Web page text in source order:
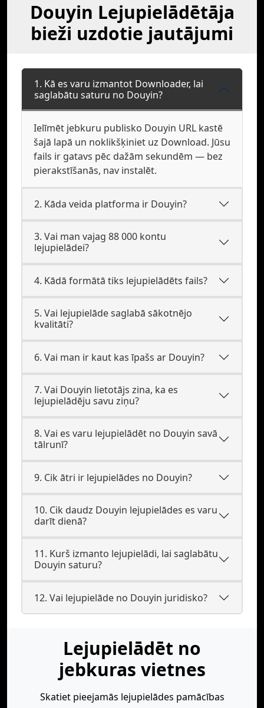
Douyin Lejupielādētāja
bieži uzdotie jautājumi
1. Kā es varu izmantot Downloader, lai
saglabātu saturu no Douyin?
Ielīmēt jebkuru publisko Douyin URL kastē
šajā lapā un noklikšķiniet uz Download. Jūsu
fails ir gatavs pēc dažām sekundēm — bez
pierakstīšanās, nav instalēt.
2. Kāda veida platforma ir Douyin?
3. Vai man vajag 88 000 kontu
lejupielādei?
4. Kādā formātā tiks lejupielādēts fails?
5. Vai lejupielāde saglabā sākotnējo
kvalitāti?
6. Vai man ir kaut kas īpašs ar Douyin?
7. Vai Douyin lietotājs zina, ka es
lejupielādēju savu ziņu?
8. Vai es varu lejupielādēt no Douyin savā
tālrunī?
9. Cik ātri ir lejupielādes no Douyin?
10. Cik daudz Douyin lejupielādes es varu
darīt dienā?
11. Kurš izmanto lejupielādi, lai saglabātu
Douyin saturu?
12. Vai lejupielāde no Douyin juridisko?
Lejupielādēt no
jebkuras vietnes
Skatiet pieejamās lejupielādes pamācības